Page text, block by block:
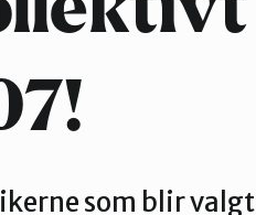
som blir valgt